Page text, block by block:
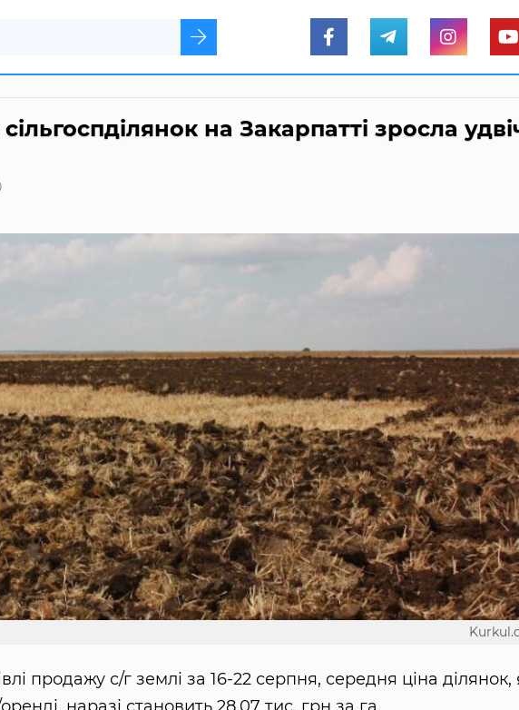
на Закарпатті зросла
продажу с/г землі за 16-22 серпня, середня ціна ділянок,